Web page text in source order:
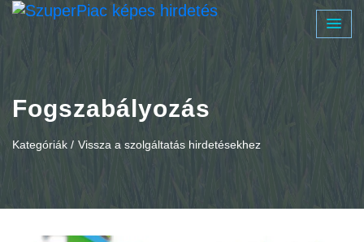
Fogszabályozás
Kategóriák / Vissza a szolgáltatás hirdetésekhez